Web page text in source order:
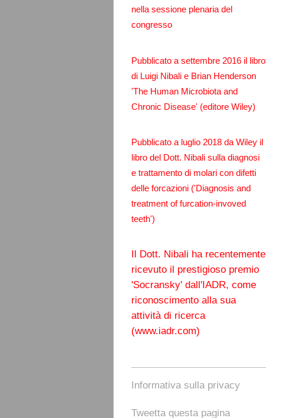
nella sessione plenaria del
congresso
Pubblicato a settembre 2016 il libro
di Luigi Nibali e Brian Henderson
'The Human Microbiota and
Chronic Disease' (editore Wiley)
Pubblicato a luglio 2018 da Wiley il
libro del Dott. Nibali sulla diagnosi
e trattamento di molari con difetti
delle forcazioni ('Diagnosis and
treatment of furcation-invoved
teeth')
Il Dott. Nibali ha recentemente
ricevuto il prestigioso premio
'Socransky' dall'IADR, come
riconoscimento alla sua
attività di ricerca
(www.iadr.com)
Informativa sulla privacy
Tweetta questa pagina